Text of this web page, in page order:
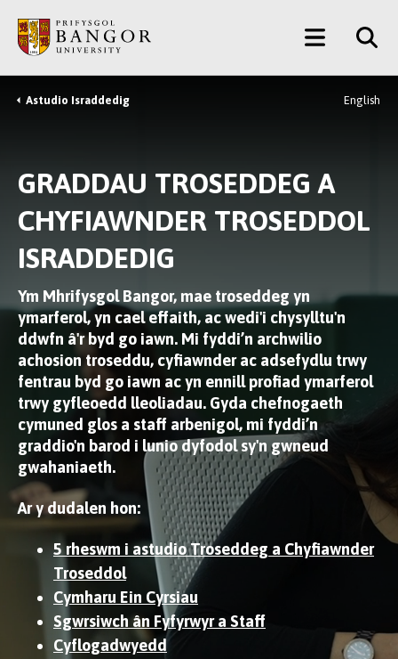
Prif
Gynnwys
Main
Menu
Breadcrumb
Astudio Israddedig English
GRADDAU TROSEDDEG A
CHYFIAWNDER TROSEDDOL
ISRADDEDIG
Ym Mhrifysgol Bangor, mae troseddeg yn
ymarferol, yn cael effaith, ac wedi'i chysylltu'n
ddwfn â'r byd go iawn. Mi fyddi’n archwilio
achosion troseddu, cyfiawnder ac adsefydlu trwy
fentrau byd go iawn ac yn ennill profiad ymarferol
trwy gyfleoedd lleoliadau. Gyda chefnogaeth
cymuned glos a staff arbenigol, mi fyddi’n
graddio'n barod i lunio dyfodol sy'n gwneud
gwahaniaeth.
Ar y dudalen hon:
5 rheswm i astudio Troseddeg a Chyfiawnder
Troseddol
Cymharu Ein Cyrsiau
Sgwrsiwch ân Fyfyrwyr a Staff
Cyflogadwyedd